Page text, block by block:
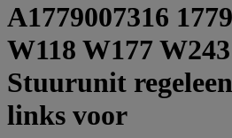
A1779007316
W118 W177
Stuurunit
links voor